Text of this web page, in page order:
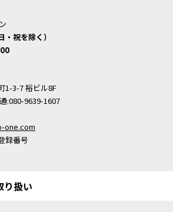
祝を除く）
1-3-7 裕ビル8F
:080-9639-1607
one.com
録番号
り扱い